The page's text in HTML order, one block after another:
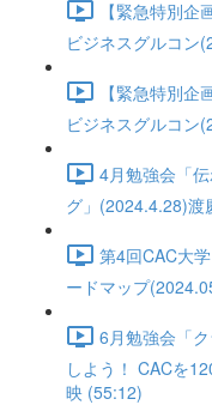
【緊急特別
ビジネスグルコン
【緊急特別
ビジネスグルコン
4月勉強会「
グ」(2024.4.28)渡
第4回CAC大
ードマップ
6月勉強会「
しよう！ CACを
映 (55:12)